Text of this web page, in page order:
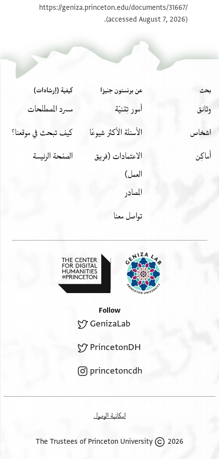
https://geniza.princeton.edu/documents/31667/
(accessed August 7, 2026).
بحث
وثائق
اشخاص
أَماكِن
عن برنستون جنيزا
أمور تِقنيّة
الأسئلة الأكثر شيوعًا
الاعتمادات (فريق
العمل)
المصادر
تواصل معنا
كيفية (إرشادات)
مسرد المصطلحات
كيف تبحث في موقعنا؟
الصفحة الرئيسة
Follow
GenizaLab
PrincetonDH
princetoncdh
إمكانية الوصول
2026 The Trustees of Princeton University